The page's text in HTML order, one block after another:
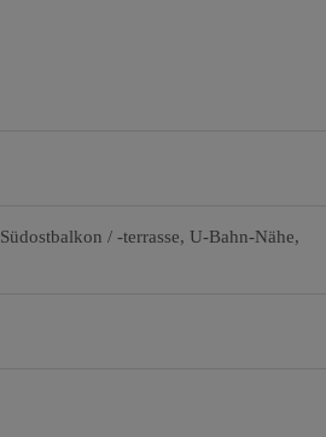
Südostbalkon / -terrasse U-Bahn-Nähe